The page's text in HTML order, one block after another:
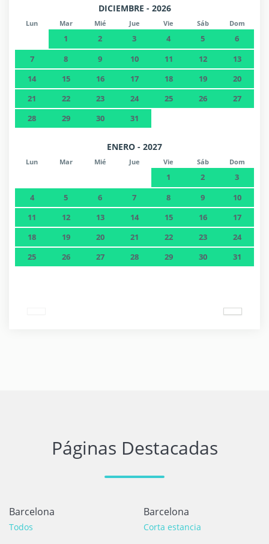
DICIEMBRE - 2026
Lun Mar Mié Jue Vie Sáb Dom
1 2 3 4 5
6
7
8 9 10 11 12
13
14
15 16 17 18 19
20
21
22 23 24 25 26
27
28
29 30 31
ENERO - 2027
Lun Mar Mié Jue Vie Sáb Dom
1 2
3
4
5 6 7 8 9
10
11
12 13 14 15 16
17
18
19 20 21 22 23
24
25
26 27 28 29 30 31
Páginas Destacadas
Barcelona
Todos
Barcelona
Corta estancia